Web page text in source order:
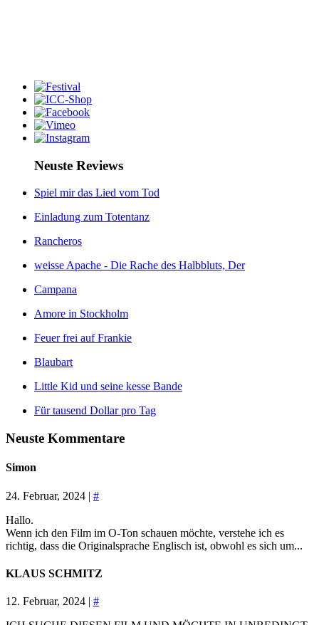
Neuste Reviews
Spiel mir das Lied vom Tod
Einladung zum Totentanz
Rancheros
weisse Apache - Die Rache des Halbbluts, Der
Campana
Amore in Stockholm
Feuer frei auf Frankie
Blaubart
Little Kid und seine kesse Bande
Für tausend Dollar pro Tag
Neuste Kommentare
Simon
24. Februar, 2024 | #
Hallo.
Wenn ich den Film im O-Ton schauen möchte, verstehe ich es
richtig, dass die Originalsprache Englisch ist, obwohl es sich um...
KLAUS SCHMITZ
12. Februar, 2024 | #